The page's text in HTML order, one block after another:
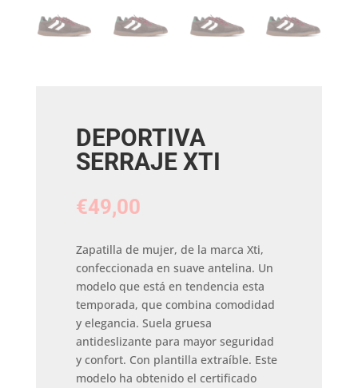
DEPORTIVA
SERRAJE XTI
€49,00
Zapatilla de mujer, de la marca Xti,
confeccionada en suave antelina. Un
modelo que está en tendencia esta
temporada, que combina comodidad
y elegancia. Suela gruesa
antideslizante para mayor seguridad
y confort. Con plantilla extraíble. Este
modelo ha obtenido el certificado